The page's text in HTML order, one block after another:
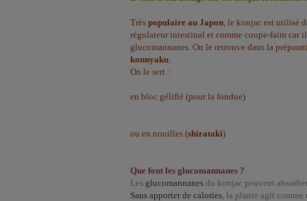
Très populaire au Japon, le konjac est utilisé
régulateur intestinal et comme coupe-faim car
glucomannanes. On le retrouve dans la
konnyaku.
On le sert :
en bloc gélifié (pour la fondue)
ou en nouilles (shirataki)
Que font les glucomannanes ?
Les glucomannanes du konjac peuvent
Sans apporter de calories, la plante agit